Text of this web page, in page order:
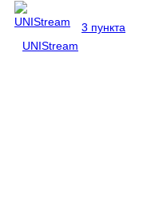
UNIStream
3 пункта